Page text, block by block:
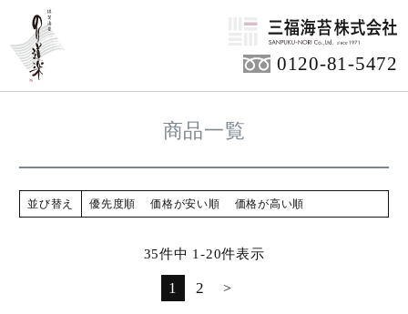
0120-81-5472
HOME
商品一覧
並び替え 優先度順 価格が安い順 価格が高い順
35件中 1-20件表示
1 2